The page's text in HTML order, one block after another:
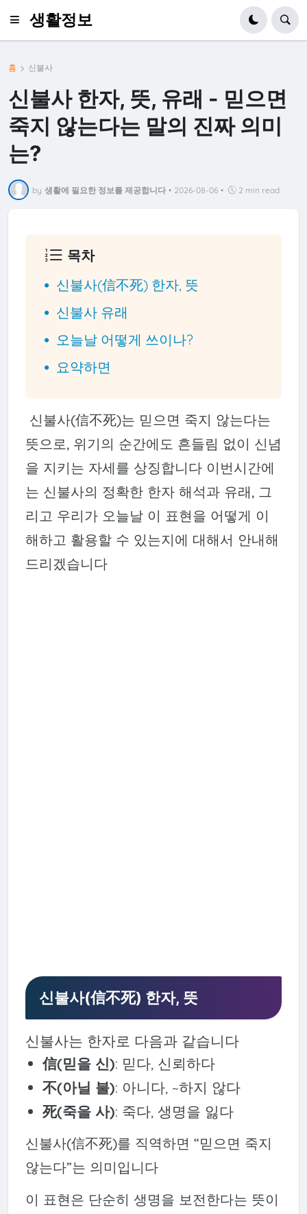
생활정보
홈 신불사
신불사 한자, 뜻, 유래 - 믿으면
죽지 않는다는 말의 진짜 의미
는?
by 생활에 필요한 정보를 제공합니다 • 2026-08-06 • 2 min read
목차
신불사(信不死) 한자, 뜻
신불사 유래
오늘날 어떻게 쓰이나?
요약하면
신불사(信不死)는 믿으면 죽지 않는다는
뜻으로, 위기의 순간에도 흔들림 없이 신념
을 지키는 자세를 상징합니다 이번시간에
는 신불사의 정확한 한자 해석과 유래, 그
리고 우리가 오늘날 이 표현을 어떻게 이
해하고 활용할 수 있는지에 대해서 안내해
드리겠습니다
신불사(信不死) 한자, 뜻
신불사는 한자로 다음과 같습니다
信(믿을 신): 믿다, 신뢰하다
不(아닐 불): 아니다, ~하지 않다
死(죽을 사): 죽다, 생명을 잃다
신불사(信不死)를 직역하면 “믿으면 죽지
않는다”는 의미입니다
이 표현은 단순히 생명을 보전한다는 뜻이